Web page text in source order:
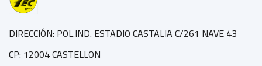
DIRECCIÓN: POL.IND. ESTADIO CASTALIA C/261 NAVE 43
CP: 12004 CASTELLON